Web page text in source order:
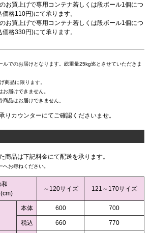
お買上げで専用コンテナ若しくは段ボール1個につ
格110円)にて承ります。
お買上げで専用コンテナ若しくは段ボール1個につ
格330円)にて承ります。
でのお届けとなります。総重量25kg迄とさせていただきま
商品に限ります。
届けできません。
品はお届けできません。
りカウンターにてご確認くださいませ。
商品は下記料金にて配送を承ります。
お尋ねください。
～120サイズ 121～170サイズ
本体 600 700
税込 660 770